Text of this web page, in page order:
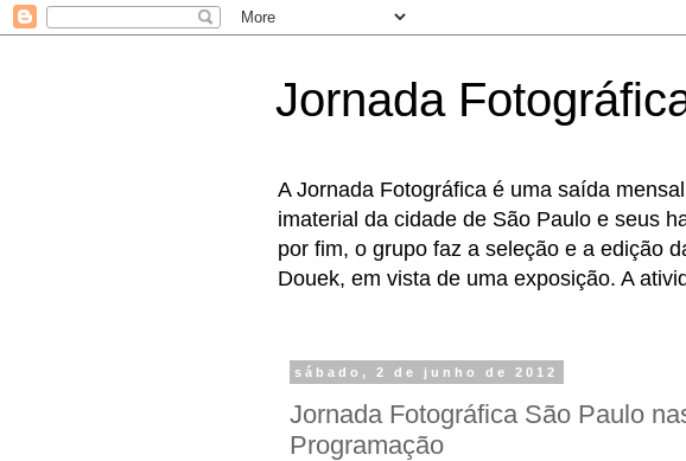
Jornada
A Jornada Fotográfica é uma saída
imaterial da cidade de São Paulo e seus
por fim, o grupo faz a seleção e a edição
Douek, em vista de uma exposição. A
sábado, 2 de junho de 2012
Jornada Fotográfica São Paulo
Programação